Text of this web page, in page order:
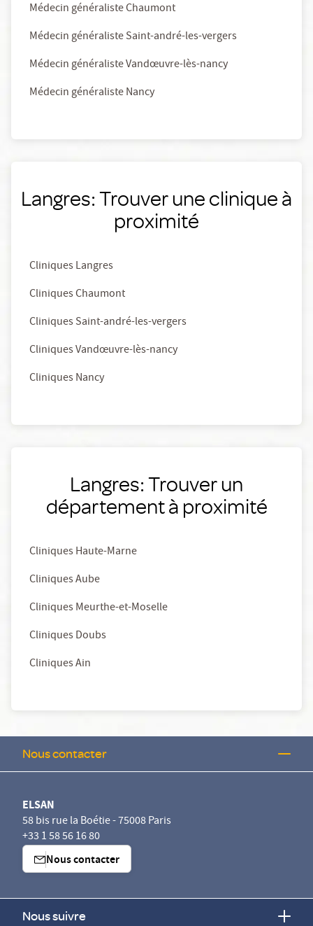
Médecin généraliste Chaumont
Médecin généraliste Saint-andré-les-vergers
Médecin généraliste Vandœuvre-lès-nancy
Médecin généraliste Nancy
Langres: Trouver une clinique à
proximité
Cliniques Langres
Cliniques Chaumont
Cliniques Saint-andré-les-vergers
Cliniques Vandœuvre-lès-nancy
Cliniques Nancy
Langres: Trouver un
département à proximité
Cliniques Haute-Marne
Cliniques Aube
Cliniques Meurthe-et-Moselle
Cliniques Doubs
Cliniques Ain
Nous contacter
ELSAN
58 bis rue la Boétie - 75008 Paris
+33 1 58 56 16 80
Nous contacter
Nous suivre